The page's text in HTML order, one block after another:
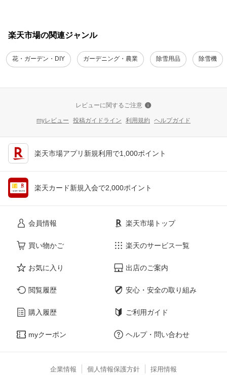
楽天市場の関連ジャンル
花・ガーデン・DIY ガーデニング・農業 除雪用品 除雪機
レビューに関するご注意
myレビュー 投稿ガイドライン 利用規約 ヘルプガイド
楽天市場アプリ新規利用で1,000ポイント
楽天カード新規入会で2,000ポイント
会員情報
買い物かご
お気に入り
閲覧履歴
購入履歴
myクーポン
楽天市場トップ
楽天のサービス一覧
出店のご案内
安心・安全の取り組み
ご利用ガイド
ヘルプ・問い合わせ
企業情報 個人情報保護方針 採用情報